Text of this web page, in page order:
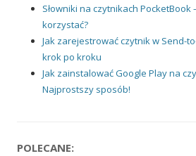
Słowniki na czytnikach PocketBook
korzystać?
Jak zarejestrować czytnik w Send-
krok po kroku
Jak zainstalować Google Play na
Najprostszy sposób!
POLECANE: